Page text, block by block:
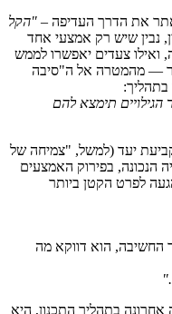
את הדרך העדיפה – "הקל
נבין שיש רק אמצעי אחד
ואילו צעדים יאפשרו לממש
— מהמטרה אל ה"סיבה
תימצא להם
יעד (למשל, "צמיחה של
הנכונה, בפירוק האמצעים
לפרט הקטן ביותר
החשיבה, הוא דווקא מה
."
בתהליך התכנון, היא